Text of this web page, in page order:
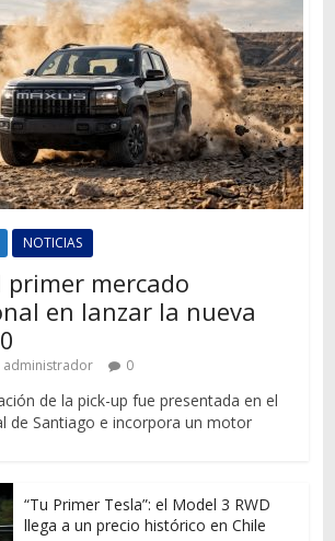
NOTICIAS
primer mercado
en lanzar la nueva
administrador 0
de la pick-up fue presentada en el
de Santiago e incorpora un motor
“Tu Primer Tesla”: el Model 3 RWD
llega a un precio histórico en Chile